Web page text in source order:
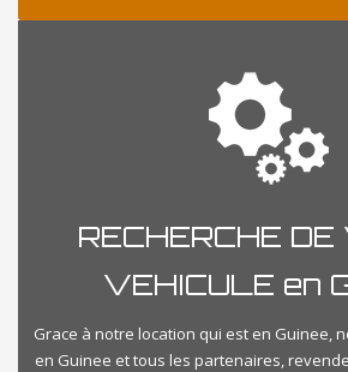
RECHERCHE DE
VEHICULE en
Grace à notre location qui est en Guinee,
en Guinee et tous les partenaires,